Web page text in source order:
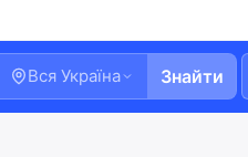
Вся Україна Знайти